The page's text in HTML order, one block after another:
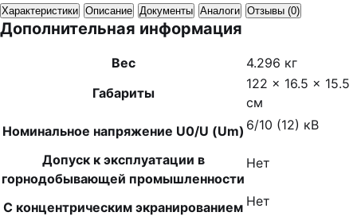
Характеристики Описание Документы Аналоги Отзывы (0)
Дополнительная информация
Вес
4.296 кг
Габариты
122 × 16.5 × 15.5
см
Номинальное напряжение U0/U (Um) 6/10 (12) кВ
Допуск к эксплуатации в
горнодобывающей промышленности
Нет
С концентрическим экранированием Нет